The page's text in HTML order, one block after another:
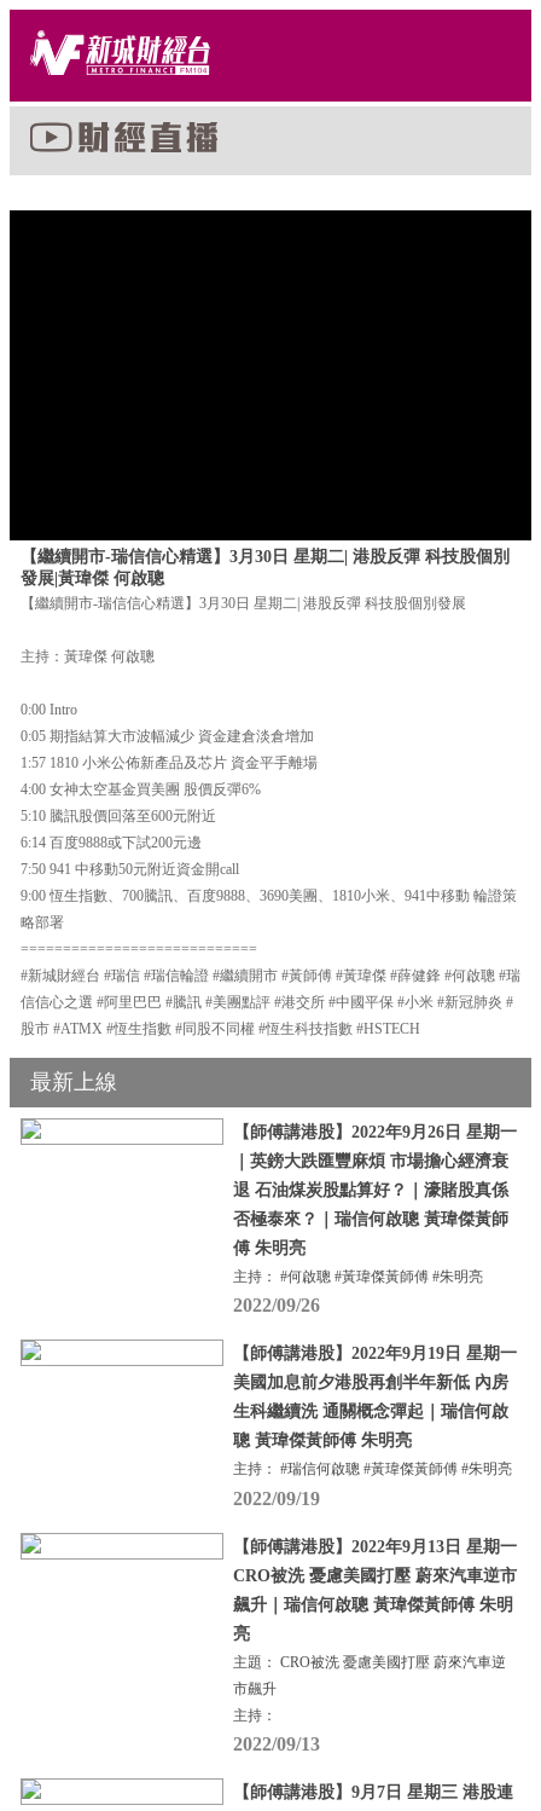
【繼續開市-瑞信信心精選】3月30日 星期二| 港股反彈 科技股個別
發展|黃瑋傑 何啟聰
【繼續開市-瑞信信心精選】3月30日 星期二| 港股反彈 科技股個別發展
主持：黃瑋傑 何啟聰
0:00 Intro
0:05 期指結算大市波幅減少 資金建倉淡倉增加
1:57 1810 小米公佈新產品及芯片 資金平手離場
4:00 女神太空基金買美團 股價反彈6%
5:10 騰訊股價回落至600元附近
6:14 百度9888或下試200元邊
7:50 941 中移動50元附近資金開call
9:00 恆生指數、700騰訊、百度9888、3690美團、1810小米、941中移動 輪證策
略部署
============================
#新城財經台 #瑞信 #瑞信輪證 #繼續開市 #黃師傅 #黃瑋傑 #薛健鋒 #何啟聰 #瑞
信信心之選 #阿里巴巴 #騰訊 #美團點評 #港交所 #中國平保 #小米 #新冠肺炎 #
股市 #ATMX #恆生指數 #同股不同權 #恆生科技指數 #HSTECH
最新上線
【師傅講港股】2022年9月26日 星期一
｜英鎊大跌匯豐麻煩 市場擔心經濟衰
退 石油煤炭股點算好？｜濠賭股真係
否極泰來？｜瑞信何啟聰 黃瑋傑黃師
傅 朱明亮
主持： #何啟聰 #黃瑋傑黃師傅 #朱明亮
2022/09/26
【師傅講港股】2022年9月19日 星期一
美國加息前夕港股再創半年新低 內房
生科繼續洗 通關概念彈起｜瑞信何啟
聰 黃瑋傑黃師傅 朱明亮
主持： #瑞信何啟聰 #黃瑋傑黃師傅 #朱明亮
2022/09/19
【師傅講港股】2022年9月13日 星期一
CRO被洗 憂慮美國打壓 蔚來汽車逆市
飆升｜瑞信何啟聰 黃瑋傑黃師傅 朱明
亮
主題： CRO被洗 憂慮美國打壓 蔚來汽車逆
市飆升
主持：
2022/09/13
【師傅講港股】9月7日 星期三 港股連